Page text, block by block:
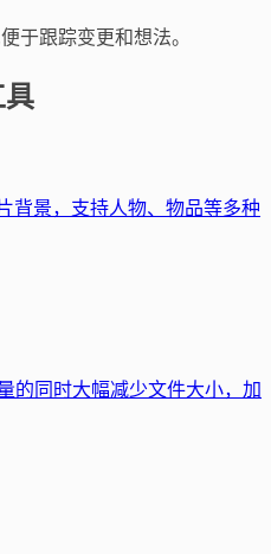
于跟踪变更和想法。
背景，支持人物、物品等多种
的同时大幅减少文件大小，加